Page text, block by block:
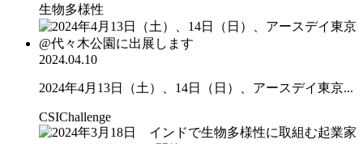
生物多様性
2024.04.10
2024年4月13日（土）、14日（日）、アースデイ東京...
CSIChallenge